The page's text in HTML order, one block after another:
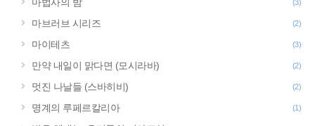
(3)
마브러브 시리즈 (2)
마이테츠 (3)
만약 내일이 맑다면 (모시라바) (2)
멋진 나날들 (스바히비) (2)
명계의 루페르칼리아 (1)